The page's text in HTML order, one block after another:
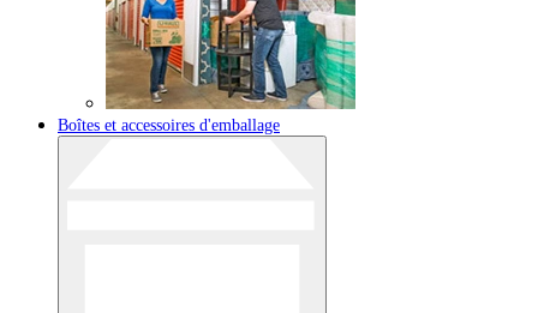
Boîtes et accessoires d'emballage